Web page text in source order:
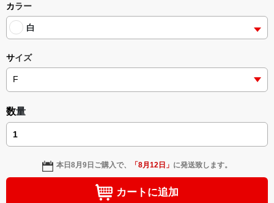
カラー
白
サイズ
数量
本日8月9日 ご購入で、 「8月12日 」 に発送致します。
カートに追加